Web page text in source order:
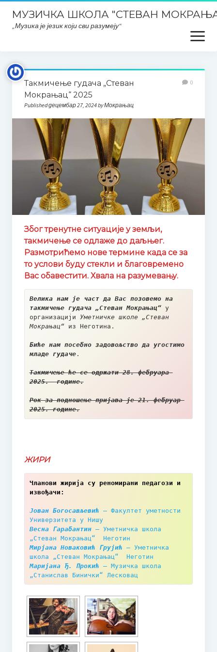
МУЗИЧКА ШКОЛА "СТЕВАН
„Музика је језик који сви разумеју“
open
menu
Почетна
Школски ПЛАНОВИ и ИЗВЕШТАЈИ
Планска документа школе, извештаји, развојни планови
итд..
План интегритета
Закони и правилници
Заштита података о личности
ОДЛУКЕ
Образовање
Основно музичко образовање
Четворогодишње образовање
Шестогодишње образовање
Наставни план и програм ОМШ
Годишњи испити у ОМШ
Средње музичко образовање
Такмичења
Такмичење гудача “Стеван Мокрањац” 2025
Правилник и пропозиције
Како се пријавити?
Жири
Међународно такмичење соло певача “Мокрањац”, у част
и сећање на Милицу Поповић
International solo singing competition “Mokranjac“, in honor and
memory of Milica Popović
Такмичење гудача „Стеван
Мокрањац“ 2025
Published децембар 27, 2024 by Мокрањац
0
Због тренутне ситуације у земљи,
такмичење се одлаже до даљњег.
Размотрићемо нове термине када се за
то услови буду стекли и благовремено
Вас обавестити. Хвала на разумевању.
Велика нам је част да Вас позовемо на
такмичење гудача „Стеван Мокрањац“ у
организацији Уметничке школе „Стеван
Мокрањац“ из Неготина.
Биће нам посебно задовољство да угостимо
младе гудаче.
Такмичење ће се одржати 28. фебруара
2025.  године.
Рок за подношење пријава је 21. фебруар
2025. године.
ЖИРИ
Чланови жирија су реномирани педагози и
извођачи:
Јован Богосављевић – Факултет уметности
Универзитета у Нишу
Весна Гарабантин – Уметничка школа
„Стеван Мокрањац“  Неготин
Мирјана Новаковић Грујић – Уметничка
школа „Стеван Мокрањац“  Неготин
Маријана Ђ. Прокић – Музичка школа
„Станислав Бинички“ Лесковац